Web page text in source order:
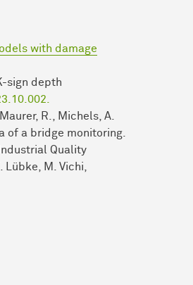
with damage
sign depth
R., Michels, A.
of a bridge monitoring.
Quality
M. Vichi,